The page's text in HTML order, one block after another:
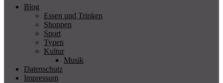
Blog
Essen und Trinken
Shoppen
Sport
Typen
Kultur
Musik
Datenschutz
Impressum